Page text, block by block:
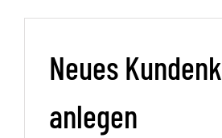
Neues
anlegen